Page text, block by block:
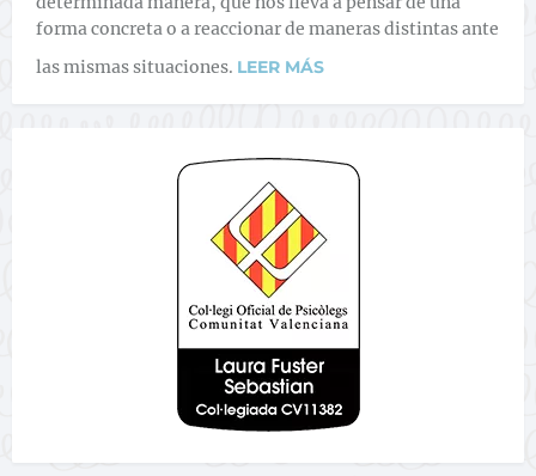
forma concreta o a reaccionar de maneras distintas ante
las mismas situaciones. LEER MÁS